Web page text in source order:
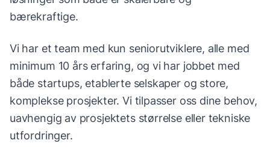
bærekraftige.
Vi har et team med kun seniorutviklere, alle med
minimum 10 års erfaring, og vi har jobbet med
både startups, etablerte selskaper og store,
komplekse prosjekter. Vi tilpasser oss dine behov,
uavhengig av prosjektets størrelse eller tekniske
utfordringer.